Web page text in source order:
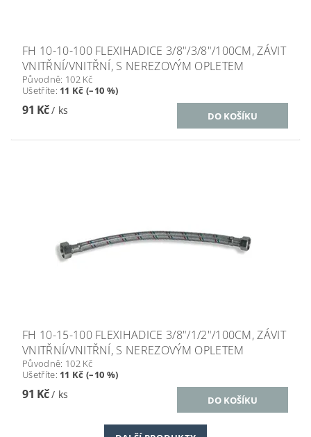
FH 10-10-100 FLEXIHADICE 3/8"/3/8"/100CM, ZÁVIT
VNITŘNÍ/VNITŘNÍ, S NEREZOVÝM OPLETEM
Původně: 102 Kč
Ušetříte: 11 Kč (–10 %)
91 Kč/ ks
FH 10-15-100 FLEXIHADICE 3/8"/1/2"/100CM, ZÁVIT
VNITŘNÍ/VNITŘNÍ, S NEREZOVÝM OPLETEM
Původně: 102 Kč
Ušetříte: 11 Kč (–10 %)
91 Kč/ ks